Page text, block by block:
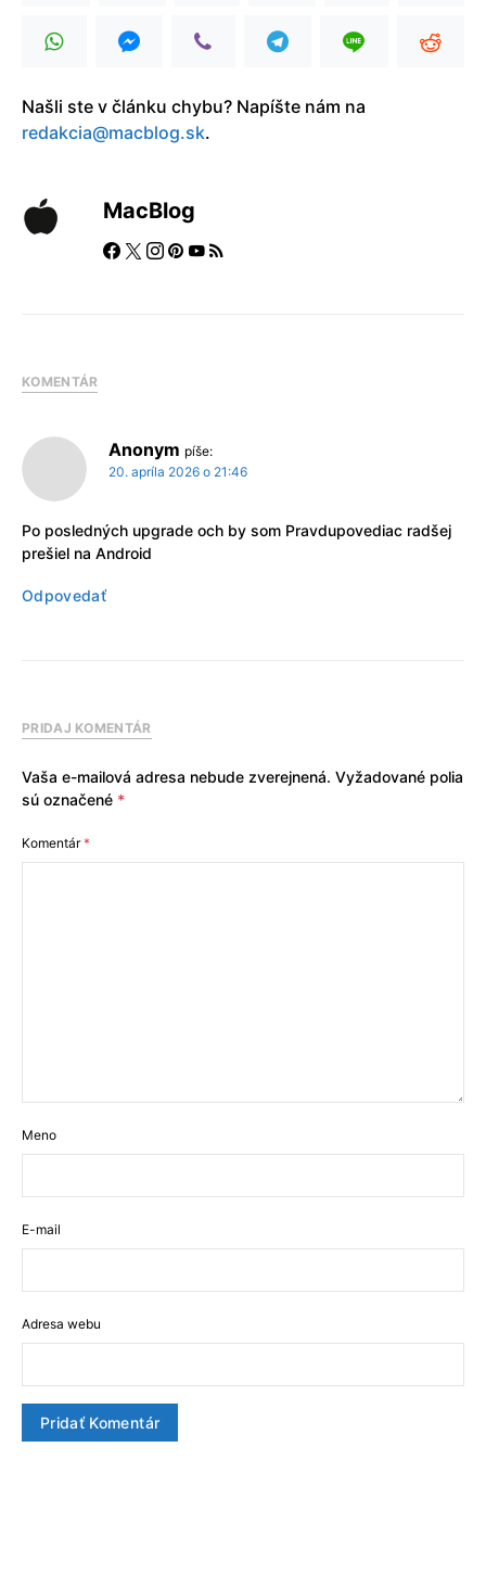
Našli ste v článku chybu? Napíšte nám na
redakcia@macblog.sk.
MacBlog
KOMENTÁR
Anonym píše:
20. apríla 2026 o 21:46
Po posledných upgrade och by som Pravdupovediac radšej
prešiel na Android
Odpovedať
PRIDAJ KOMENTÁR
Vaša e-mailová adresa nebude zverejnená. Vyžadované polia
sú označené *
Komentár*
Meno
E-mail
Adresa webu